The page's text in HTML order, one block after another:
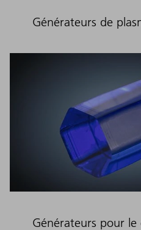
Générateurs de
Générateurs pour